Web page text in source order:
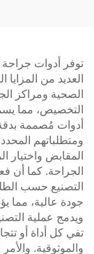
العديد من المزايا
الصحية ومراكز
التخصيص، مما
أدوات مُصممة
ومتطلباتهم
المقابض واختيار
الجراحة. كما أن
التصنيع حسب
جودة عالية، مما
ويدمج عملية
تفي كل أداة أو
والموثوقية.